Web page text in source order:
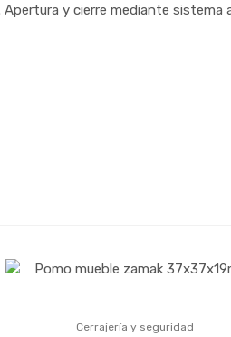
y cierre mediante
Cerrajería y seguridad